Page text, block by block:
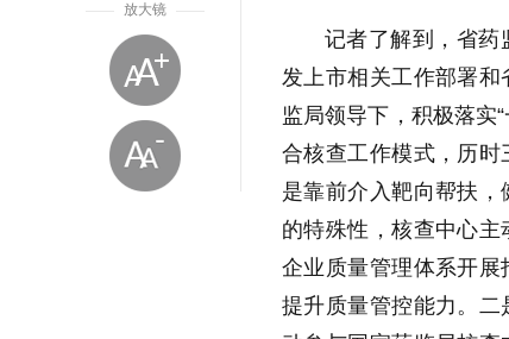
放大镜
记者了解到，省药
发上市相关工作部署
监局领导下，积极落实
合核查工作模式，历
是靠前介入靶向帮扶
的特殊性，核查中心
企业质量管理体系开
提升质量管控能力。